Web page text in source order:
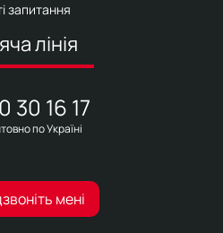
запитання
лінія
30 16 17
по Україні
мені